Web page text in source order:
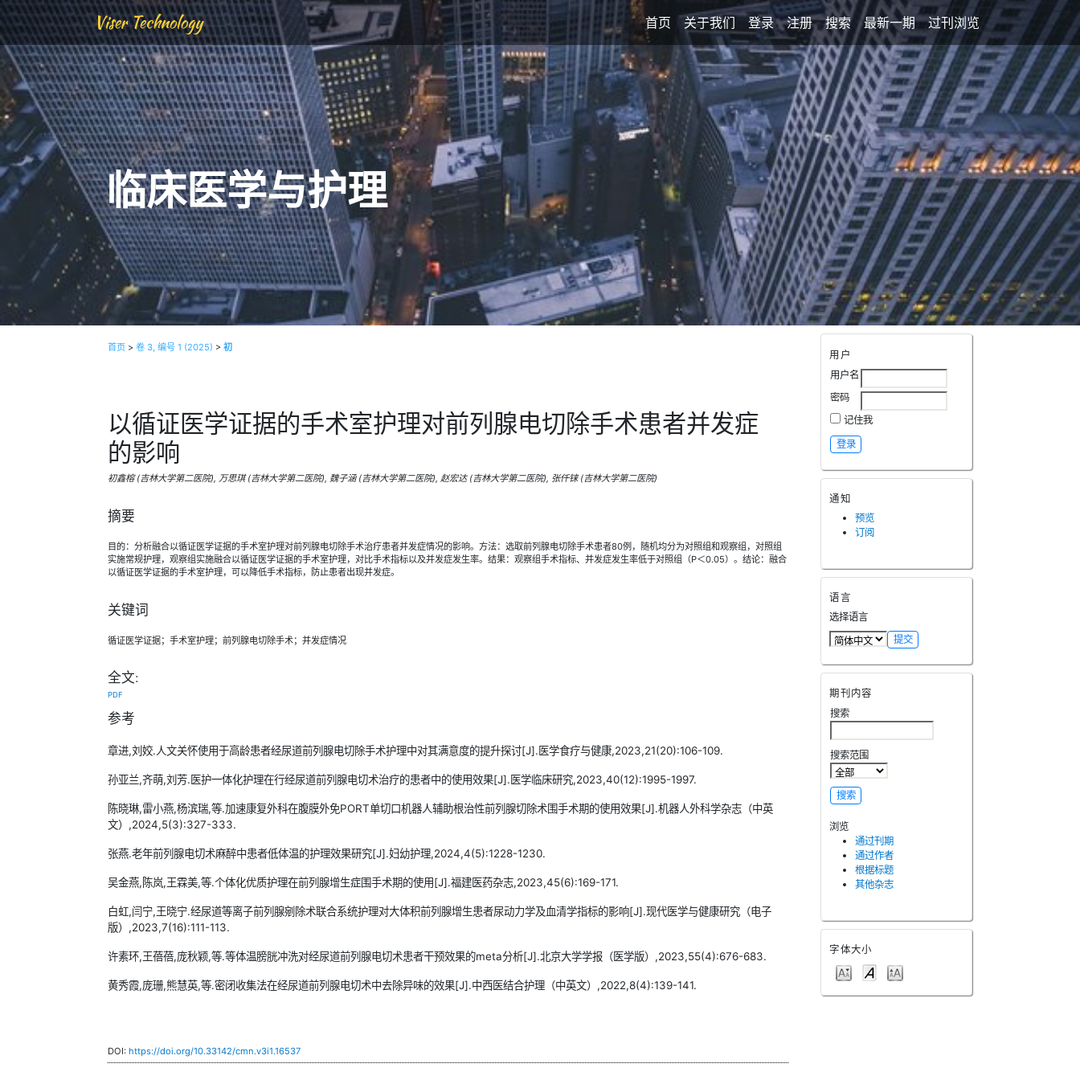
Viser Technology 首页 关于我们 登录 注册 搜索 最新一期 过刊浏览
临床医学与护理
用户
用户名
密码
记住我
通知
预览
订阅
语言
选择语言
期刊内容
搜索
搜索范围
浏览
通过刊期
通过作者
根据标题
其他杂志
字体大小
首页 >卷 3, 编号 1 (2025) >初
以循证医学证据的手术室护理对前列腺电切除手术患者并发症
的影响
初鑫榕 (吉林大学第二医院), 万思琪 (吉林大学第二医院), 魏子涵 (吉林大学第二医院), 赵宏达 (吉林大学第二医院), 张仟铼 (吉林大学第二医院)
摘要
目的：分析融合以循证医学证据的手术室护理对前列腺电切除手术治疗患者并发症情况的影响。方法：选取前列腺电切除手术患者80例，随机均分为对照组和观察组，对照组
实施常规护理，观察组实施融合以循证医学证据的手术室护理，对比手术指标以及并发症发生率。结果：观察组手术指标、并发症发生率低于对照组（P＜0.05）。结论：融合
以循证医学证据的手术室护理，可以降低手术指标，防止患者出现并发症。
关键词
循证医学证据；手术室护理；前列腺电切除手术；并发症情况
全文:
PDF
参考
章进,刘姣.人文关怀使用于高龄患者经尿道前列腺电切除手术护理中对其满意度的提升探讨[J].医学食疗与健康,2023,21(20):106-109.
孙亚兰,齐萌,刘芳.医护一体化护理在行经尿道前列腺电切术治疗的患者中的使用效果[J].医学临床研究,2023,40(12):1995-1997.
陈晓琳,雷小燕,杨滨瑞,等.加速康复外科在腹膜外免PORT单切口机器人辅助根治性前列腺切除术围手术期的使用效果[J].机器人外科学杂志（中英
文）,2024,5(3):327-333.
张燕.老年前列腺电切术麻醉中患者低体温的护理效果研究[J].妇幼护理,2024,4(5):1228-1230.
吴金燕,陈岚,王霖美,等.个体化优质护理在前列腺增生症围手术期的使用[J].福建医药杂志,2023,45(6):169-171.
白虹,闫宁,王晓宁.经尿道等离子前列腺剜除术联合系统护理对大体积前列腺增生患者尿动力学及血清学指标的影响[J].现代医学与健康研究（电子
版）,2023,7(16):111-113.
许素环,王蓓蓓,庞秋颖,等.等体温膀胱冲洗对经尿道前列腺电切术患者干预效果的meta分析[J].北京大学学报（医学版）,2023,55(4):676-683.
黄秀霞,庞珊,熊慧英,等.密闭收集法在经尿道前列腺电切术中去除异味的效果[J].中西医结合护理（中英文）,2022,8(4):139-141.
DOI:https://doi.org/10.33142/cmn.v3i1.16537